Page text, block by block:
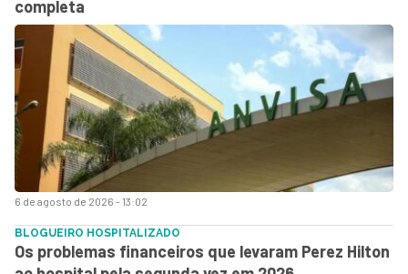
6 de agosto de 2026 - 13:02
completa
BLOGUEIRO HOSPITALIZADO
Os problemas financeiros que levaram Perez Hilton